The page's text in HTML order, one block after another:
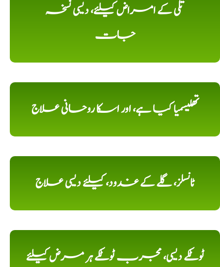
تلی کے امراض کیلئے، دیسی نسخہ
جات
تھلیسمیا کیا ہے، اور اسکا روحانی علاج
ٹانسلز، گلے کے غدود، کیلئے دیسی علاج
ٹوٹکے دیسی، مجرب ٹوٹکے ہر مرض کیلئے